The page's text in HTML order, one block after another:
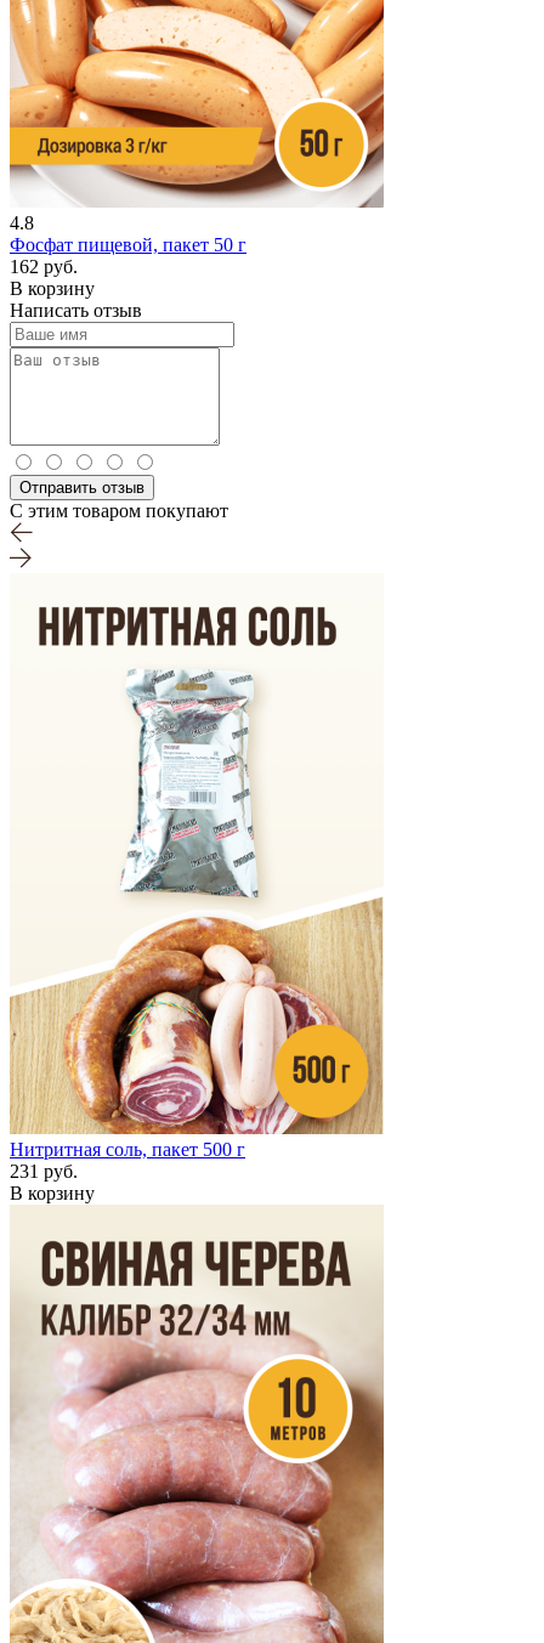
4.8
Фосфат пищевой, пакет 50 г
162 руб.
В корзину
Написать отзыв
Отправить отзыв
С этим товаром покупают
Нитритная соль, пакет 500 г
231 руб.
В корзину